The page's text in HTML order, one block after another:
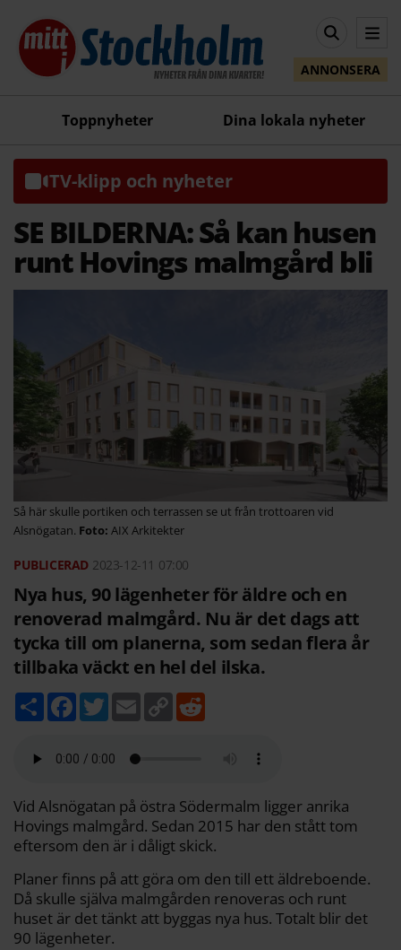
ANNONSERA
Toppnyheter Dina lokala nyheter
TV-klipp och nyheter
SE BILDERNA: Så kan husen
runt Hovings malmgård bli
Så här skulle portiken och terrassen se ut från trottoaren vid
Alsnögatan.
AIX Arkitekter
2023-12-11 07:00
Nya hus, 90 lägenheter för äldre och en
renoverad malmgård. Nu är det dags att
tycka till om planerna, som sedan flera år
tillbaka väckt en hel del ilska.
D
e
F
a
b
k
T
w
t
E
m
C
o
k
Vid Alsnögatan på östra Södermalm ligger anrika
Hovings malmgård. Sedan 2015 har den stått tom
eftersom den är i dåligt skick.
Planer finns på att göra om den till ett äldreboende.
Då skulle själva malmgården renoveras och runt
huset är det tänkt att byggas nya hus. Totalt blir det
90 lägenheter.